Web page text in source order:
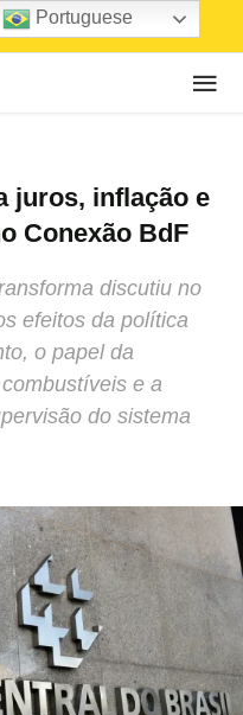
juros, inflação e
Conexão BdF
discutiu no
efeitos da política
o papel da
e a
do sistema
Portuguese